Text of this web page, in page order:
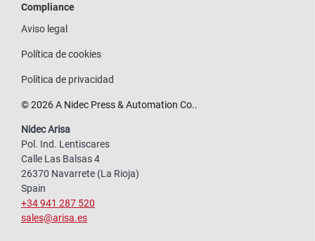
Compliance
Aviso legal
Política de cookies
Política de privacidad
© 2026 A Nidec Press & Automation Co..
Nidec Arisa
Pol. Ind. Lentiscares
Calle Las Balsas 4
26370 Navarrete (La Rioja)
Spain
+34 941 287 520
sales@arisa.es